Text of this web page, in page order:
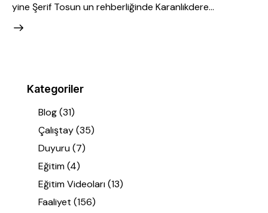
yine Şerif Tosun un rehberliğinde Karanlıkdere…
Kategoriler
Blog(31)
Çalıştay(35)
Duyuru(7)
Eğitim(4)
Eğitim Videoları(13)
Faaliyet (156)